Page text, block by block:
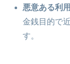
悪意ある利
金銭目的で
す。